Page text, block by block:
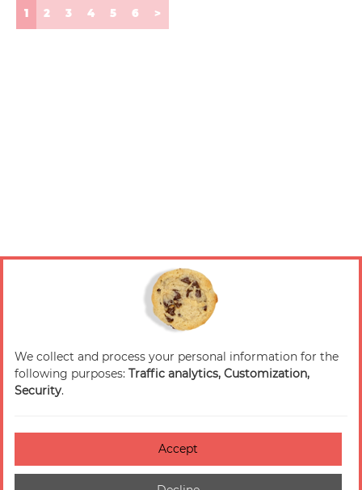
1(current)
2 3 4 5 6 >
We collect and process your personal information for the
following purposes: Traffic analytics, Customization,
Security.
Accept